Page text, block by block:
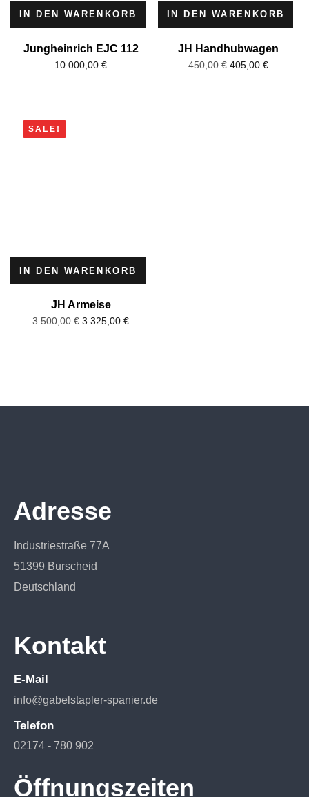
IN DEN WARENKORB
Jungheinrich EJC 112
10.000,00 €
IN DEN WARENKORB
JH Handhubwagen
450,00€ 405,00 €
SALE!
IN DEN WARENKORB
JH Armeise
3.500,00€ 3.325,00 €
Adresse
Industriestraße 77A
51399 Burscheid
Deutschland
Kontakt
E-Mail
info@gabelstapler-spanier.de
Telefon
02174 - 780 902
Öffnungszeiten